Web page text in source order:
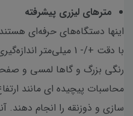
مترهای لیزری پیشرفته
با دقت +/- 1 میلی‌متر
رنگی بزرگ و گاها لمسی و
محاسبات پیچیده ای مانند
سازی و ذوزنقه را انجام دهند.